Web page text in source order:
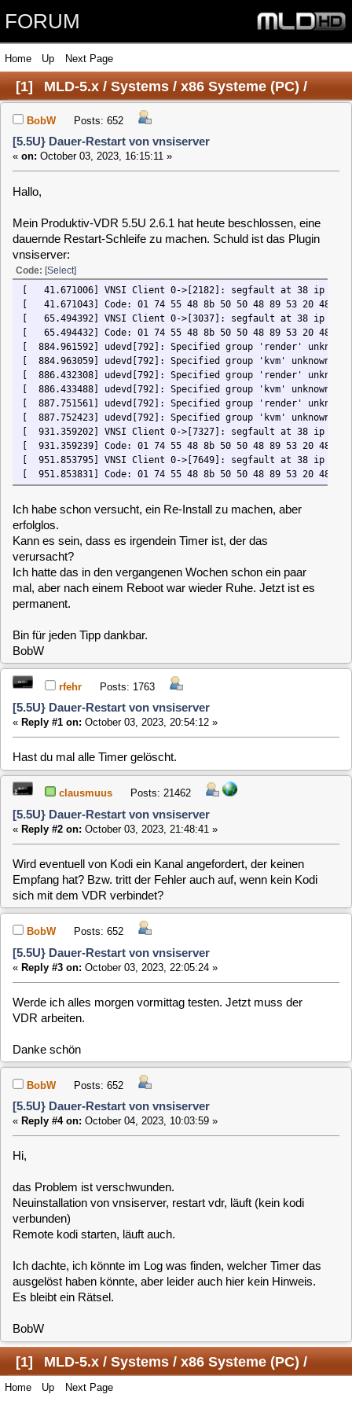
FORUM
[1] MLD-5.x / Systems / x86 Systeme (PC) /
[5.5U} Dauer-Restart von vnsiserver
BobW Posts: 652
[5.5U} Dauer-Restart von vnsiserver
Hallo,
Mein Produktiv-VDR 5.5U 2.6.1 hat heute beschlossen, eine
dauernde Restart-Schleife zu machen. Schuld ist das Plugin
Code:[Select]
[ 41.671006] VNSI Client 0->[2182]: segfault at 38 ip 000055c998d42652
[ 41.671043] Code: 01 74 55 48 8b 50 50 48 89 53 20 48 63 48 58 48
[ 65.494392] VNSI Client 0->[3037]: segfault at 38 ip 000055a733614652
[ 65.494432] Code: 01 74 55 48 8b 50 50 48 89 53 20 48 63 48 58 48
[ 884.961592] udevd[792]: Specified group 'render' unknown
[ 884.963059] udevd[792]: Specified group 'kvm' unknown
[ 886.432308] udevd[792]: Specified group 'render' unknown
[ 886.433488] udevd[792]: Specified group 'kvm' unknown
[ 887.751561] udevd[792]: Specified group 'render' unknown
[ 887.752423] udevd[792]: Specified group 'kvm' unknown
[ 931.359202] VNSI Client 0->[7327]: segfault at 38 ip
[ 931.359239] Code: 01 74 55 48 8b 50 50 48 89 53 20 48 63 48 58 48
[ 951.853795] VNSI Client 0->[7649]: segfault at 38 ip
[ 951.853831] Code: 01 74 55 48 8b 50 50 48 89 53 20 48 63 48 58 48
Ich habe schon versucht, ein Re-Install zu machen, aber
erfolglos.
Kann es sein, dass es irgendein Timer ist, der das
verursacht?
Ich hatte das in den vergangenen Wochen schon ein paar
mal, aber nach einem Reboot war wieder Ruhe. Jetzt ist es
permanent.
Bin für jeden Tipp dankbar.
BobW
rfehr Posts: 1763
[5.5U} Dauer-Restart von vnsiserver
«Reply #1 on:
Hast du mal alle Timer gelöscht.
clausmuus Posts: 21462
[5.5U} Dauer-Restart von vnsiserver
«Reply #2 on:October 03, 2023, 21:48:41 »
Wird eventuell von Kodi ein Kanal angefordert, der keinen
BobW Posts: 652
[5.5U} Dauer-Restart von vnsiserver
Werde ich alles morgen vormittag testen. Jetzt muss der
VDR arbeiten.
Danke schön
[5.5U} Dauer-Restart von vnsiserver
«Reply #4 on: October 04, 2023, 10:03:59 »
Hi,
Neuinstallation von vnsiserver, restart vdr, läuft (kein kodi
verbunden)
Ich dachte, ich könnte im Log was finden, welcher Timer das
ausgelöst haben könnte, aber leider auch hier kein Hinweis.
Es bleibt ein Rätsel.
BobW
[1] MLD-5.x / Systems / x86 Systeme (PC) /
[5.5U} Dauer-Restart von vnsiserver
Jump to:
Home
Users Online
0 Members and 1 Guest are viewing this topic.